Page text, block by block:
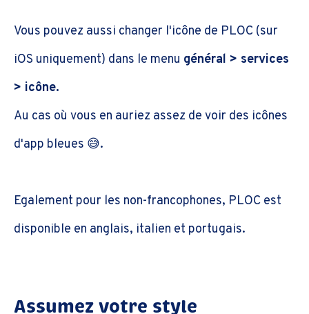
Vous pouvez aussi changer l'icône de PLOC (sur
iOS uniquement) dans le menu général > services
> icône.
Au cas où vous en auriez assez de voir des icônes
d'app bleues 😅.
Egalement pour les non-francophones, PLOC est
disponible en anglais, italien et portugais.
Assumez votre style